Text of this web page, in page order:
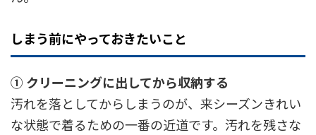
しまう前にやっておきたいこと
① クリーニングに出してから収納する
汚れを落としてからしまうのが、来シーズンきれい
な状態で着るための一番の近道です。汚れを残さな